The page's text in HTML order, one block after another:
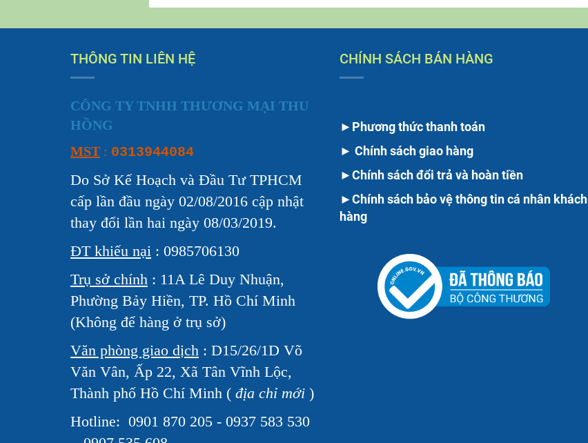
THÔNG TIN LIÊN HỆ
CÔNG TY TNHH THƯƠNG MẠI THU
HỒNG
MST : 0313944084
Do Sở Kế Hoạch và Đầu Tư TPHCM
cấp lần đầu ngày 02/08/2016 cập nhật
thay đổi lần hai ngày 08/03/2019.
ĐT khiếu nại : 0985706130
Trụ sở chính : 11A Lê Duy Nhuận,
Phường Bảy Hiền, TP. Hồ Chí Minh
(Không để hàng ở trụ sở)
Văn phòng giao dịch : D15/26/1D Võ
Văn Vân, Ấp 22, Xã Tân Vĩnh Lộc,
Thành phố Hồ Chí Minh ( địa chỉ mới )
Hotline: 0901 870 205 - 0937 583 530
CHÍNH SÁCH BÁN HÀNG
► Phương thức thanh toán
► Chính sách giao hàng
►Chính sách đổi trả và hoàn tiền
►Chính sách bảo vệ thông tin cá nhân khách
hàng